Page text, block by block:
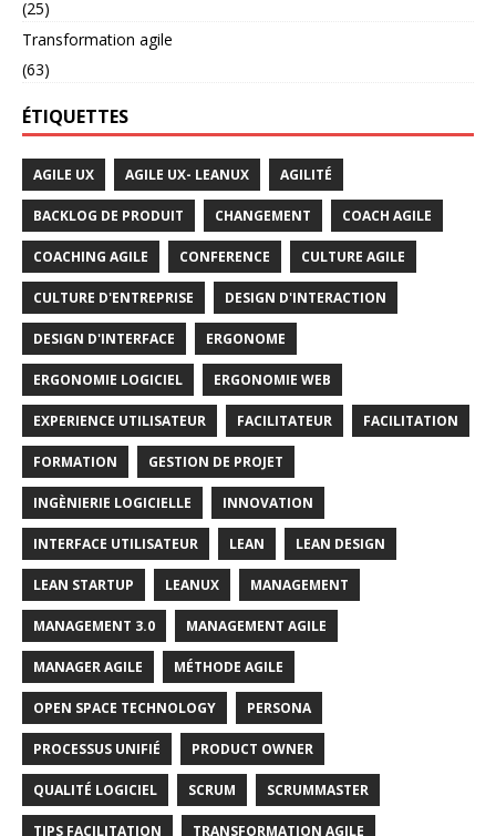
(25)
Transformation agile
(63)
ÉTIQUETTES
AGILE UX AGILE UX- LEANUX AGILITÉ
BACKLOG DE PRODUIT CHANGEMENT COACH AGILE
COACHING AGILE CONFERENCE CULTURE AGILE
CULTURE D'ENTREPRISE DESIGN D'INTERACTION
DESIGN D'INTERFACE ERGONOME
ERGONOMIE LOGICIEL ERGONOMIE WEB
EXPERIENCE UTILISATEUR FACILITATEUR FACILITATION
FORMATION GESTION DE PROJET
INGÈNIERIE LOGICIELLE INNOVATION
INTERFACE UTILISATEUR LEAN LEAN DESIGN
LEAN STARTUP LEANUX MANAGEMENT
MANAGEMENT 3.0 MANAGEMENT AGILE
MANAGER AGILE MÉTHODE AGILE
OPEN SPACE TECHNOLOGY PERSONA
PROCESSUS UNIFIÉ PRODUCT OWNER
QUALITÉ LOGICIEL SCRUM SCRUMMASTER
TIPS FACILITATION TRANSFORMATION AGILE